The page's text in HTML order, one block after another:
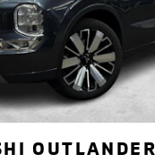
OUTLANDER